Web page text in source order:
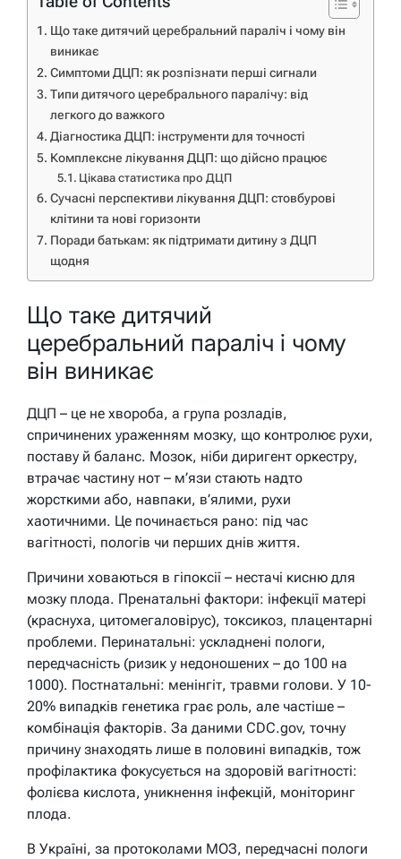
Що таке дитячий церебральний параліч і чому він
виникає
Симптоми ДЦП: як розпізнати перші сигнали
Типи дитячого церебрального паралічу: від
легкого до важкого
Діагностика ДЦП: інструменти для точності
Комплексне лікування ДЦП: що дійсно працює
Цікава статистика про ДЦП
Сучасні перспективи лікування ДЦП: стовбурові
клітини та нові горизонти
Поради батькам: як підтримати дитину з ДЦП
щодня
Що таке дитячий
церебральний параліч і чому
він виникає
ДЦП – це не хвороба, а група розладів,
спричинених ураженням мозку, що контролює рухи,
поставу й баланс. Мозок, ніби диригент оркестру,
втрачає частину нот – м’язи стають надто
жорсткими або, навпаки, в’ялими, рухи
хаотичними. Це починається рано: під час
вагітності, пологів чи перших днів життя.
Причини ховаються в гіпоксії – нестачі кисню для
мозку плода. Пренатальні фактори: інфекції матері
(краснуха, цитомегаловірус), токсикоз, плацентарні
проблеми. Перинатальні: ускладнені пологи,
передчасність (ризик у недоношених – до 100 на
1000). Постнатальні: менінгіт, травми голови. У 10-
20% випадків генетика грає роль, але частіше –
комбінація факторів. За даними CDC.gov, точну
причину знаходять лише в половині випадків, тож
профілактика фокусується на здоровій вагітності:
фолієва кислота, уникнення інфекцій, моніторинг
плода.
В Україні, за протоколами МОЗ, передчасні пологи